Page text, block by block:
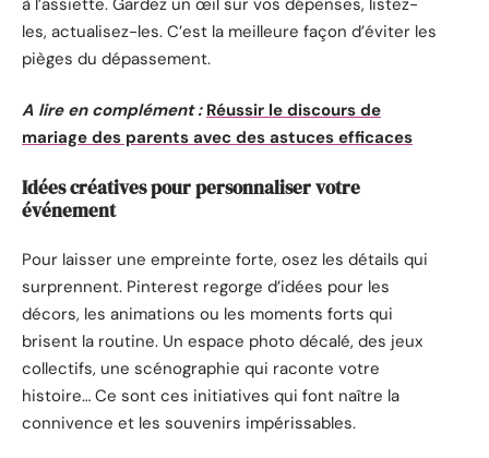
les, actualisez-les. C’est la meilleure façon d’éviter les
pièges du dépassement.
A lire en complément : Réussir le discours de
mariage des parents avec des astuces efficaces
Idées créatives pour personnaliser votre
événement
Pour laisser une empreinte forte, osez les détails qui
surprennent. Pinterest regorge d’idées pour les
décors, les animations ou les moments forts qui
brisent la routine. Un espace photo décalé, des jeux
collectifs, une scénographie qui raconte votre
histoire… Ce sont ces initiatives qui font naître la
connivence et les souvenirs impérissables.